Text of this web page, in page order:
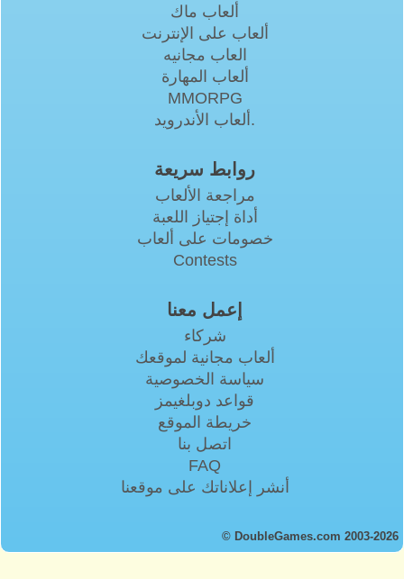
ألعاب ماك
ألعاب على الإنترنت
العاب مجانيه
ألعاب المهارة
MMORPG
ألعاب الأندرويد.
روابط سريعة
مراجعة الألعاب
أداة إجتياز اللعبة
خصومات على ألعاب
Contests
إعمل معنا
شركاء
ألعاب مجانية لموقعك
سياسة الخصوصية
قواعد دوبلغيمز
خريطة الموقع
اتصل بنا
FAQ
أنشر إعلاناتك على موقعنا
© DoubleGames.com 2003-2026